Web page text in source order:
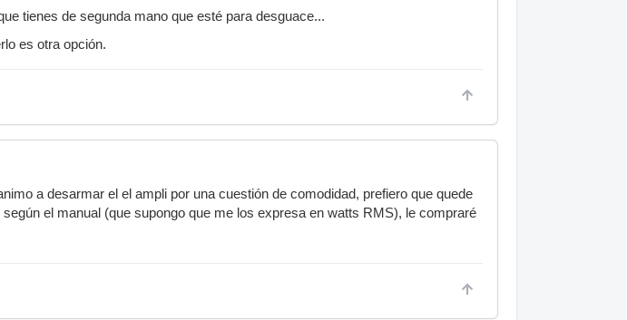
tienes de segunda mano que esté para desguace...
es otra opción.
a desarmar el el ampli por una cuestión de comodidad, prefiero que quede
el manual (que supongo que me los expresa en watts RMS), le compraré